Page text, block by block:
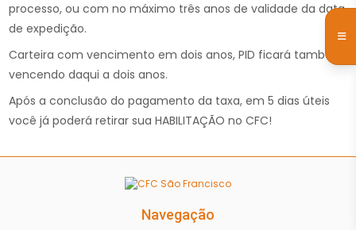
processo, ou com no máximo três anos de validade da data
de expedição.
Carteira com vencimento em dois anos, PID ficará também
vencendo daqui a dois anos.
Após a conclusão do pagamento da taxa, em 5 dias úteis
você já poderá retirar sua HABILITAÇÃO no CFC!
Navegação